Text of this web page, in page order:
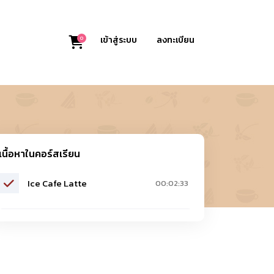
0 เข้าสู่ระบบ ลงทะเบียน
นื้อหาในคอร์สเรียน
Ice Cafe Latte 00:02:33